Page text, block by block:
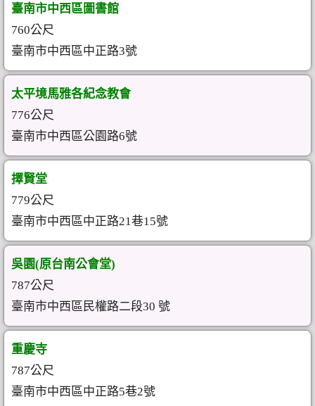
臺南市中西區圖書館
760公尺
臺南市中西區中正路3號
太平境馬雅各紀念教會
776公尺
臺南市中西區公園路6號
擇賢堂
779公尺
臺南市中西區中正路21巷15號
吳園(原台南公會堂)
787公尺
臺南市中西區民權路二段30 號
重慶寺
787公尺
臺南市中西區中正路5巷2號